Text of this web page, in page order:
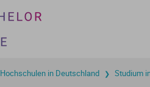
Hochschulen in Deutschland ❯ Studium